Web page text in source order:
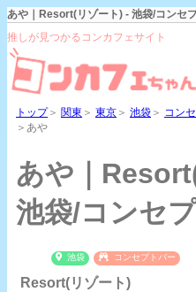
あや｜Resort(リゾート) - 池袋/コンセ
推しが見つかるコンカフェサイト
トップ＞ 関東 ＞ 東京 ＞ 池袋 ＞ コン
＞あや
あや｜
池袋/コンセ
池袋 コンセプトバー
Resort(リゾート)